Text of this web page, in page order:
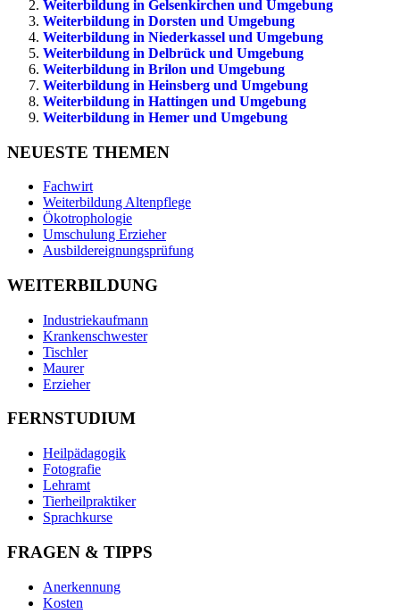
Weiterbildung in Gelsenkirchen und Umgebung
Weiterbildung in Dorsten und Umgebung
Weiterbildung in Niederkassel und Umgebung
Weiterbildung in Delbrück und Umgebung
Weiterbildung in Brilon und Umgebung
Weiterbildung in Heinsberg und Umgebung
Weiterbildung in Hattingen und Umgebung
Weiterbildung in Hemer und Umgebung
NEUESTE THEMEN
Fachwirt
Weiterbildung Altenpflege
Ökotrophologie
Umschulung Erzieher
Ausbildereignungsprüfung
WEITERBILDUNG
Industriekaufmann
Krankenschwester
Tischler
Maurer
Erzieher
FERNSTUDIUM
Heilpädagogik
Fotografie
Lehramt
Tierheilpraktiker
Sprachkurse
FRAGEN & TIPPS
Anerkennung
Kosten